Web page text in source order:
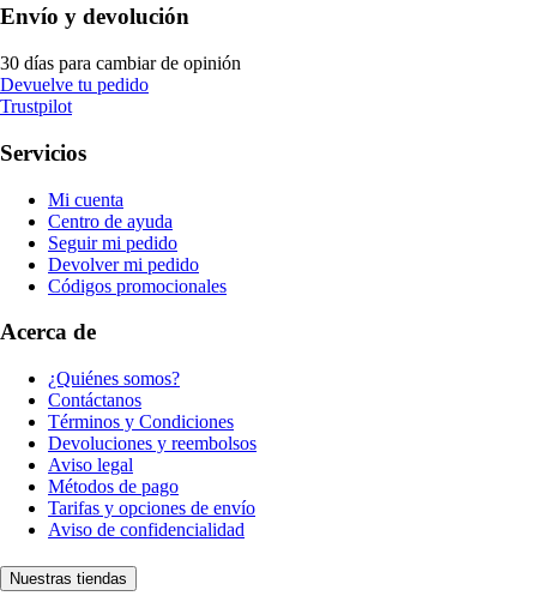
Envío y devolución
30 días para cambiar de opinión
Devuelve tu pedido
Trustpilot
Servicios
Mi cuenta
Centro de ayuda
Seguir mi pedido
Devolver mi pedido
Códigos promocionales
Acerca de
¿Quiénes somos?
Contáctanos
Términos y Condiciones
Devoluciones y reembolsos
Aviso legal
Métodos de pago
Tarifas y opciones de envío
Aviso de confidencialidad
Nuestras tiendas